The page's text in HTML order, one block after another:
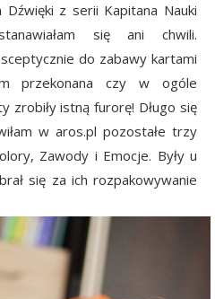
z serii Kapitana Nauki
się ani chwili.
do zabawy kartami
przekonana czy w ogóle
zrobiły istną furorę! Długo się
w aros.pl pozostałe trzy
Zawody i Emocje. Były u
się za ich rozpakowywanie